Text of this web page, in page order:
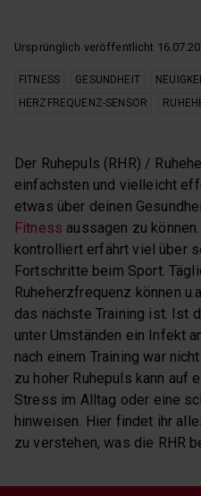
Ursprünglich veröffentlicht
FITNESS GESUNDHEIT
HERZFREQUENZ-SENSOR
Der Ruhepuls (RHR) /
einfachsten und vielleicht
etwas über deinen
Fitness aussagen zu
kontrolliert erfährt viel über
Fortschritte beim Sport.
Ruheherzfrequenz können
das nächste Training ist. Ist
unter Umständen ein Infekt
nach einem Training war
zu hoher Ruhepuls kann auf
Stress im Alltag oder eine
hinweisen. Hier findet ihr
zu verstehen, was die RHR